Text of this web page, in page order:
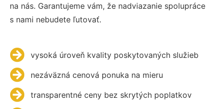
na nás. Garantujeme vám, že nadviazanie spolupráce
s nami nebudete ľutovať.
vysoká úroveň kvality poskytovaných služieb
nezáväzná cenová ponuka na mieru
transparentné ceny bez skrytých poplatkov